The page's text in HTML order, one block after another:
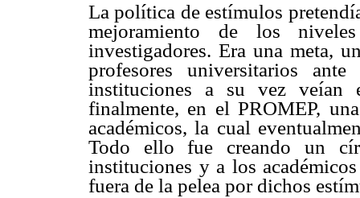
La política de estímulos
mejoramiento de los
investigadores. Era una meta,
profesores universitarios
instituciones a su vez veían
finalmente, en el PROMEP,
académicos, la cual
Todo ello fue creando un
instituciones y a los
fuera de la pelea por dichos